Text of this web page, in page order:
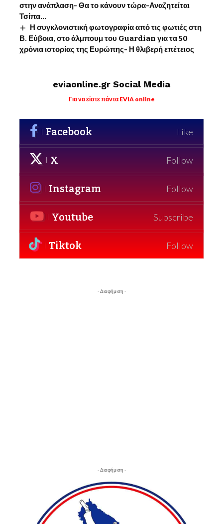
στην ανάπλαση- Θα το κάνουν τώρα-Αναζητείται
Τσίπα…
Η συγκλονιστική φωτογραφία από τις φωτιές στη
Β. Εύβοια, στο άλμπουμ του Guardian για τα 50
χρόνια ιστορίας της Ευρώπης- Η θλιβερή επέτειος
eviaonline.gr Social Media
Για να είστε πάντα EVIA online
Facebook Like
X Follow
Instagram Follow
Youtube Subscribe
Tiktok Follow
- Διαφήμιση -
- Διαφήμιση -